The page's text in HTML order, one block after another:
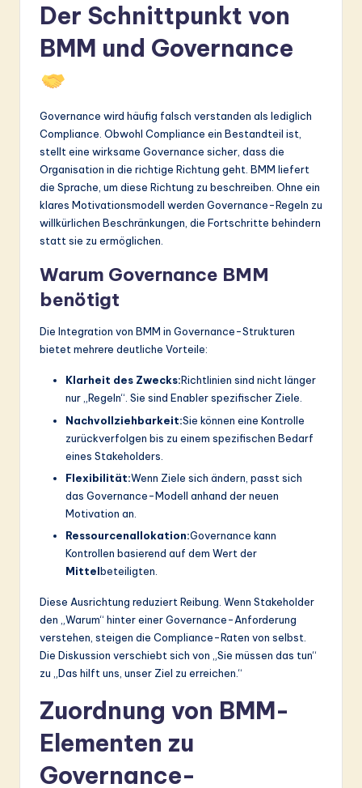
Der Schnittpunkt von
BMM und Governance
Governance wird häufig falsch verstanden als lediglich
Compliance. Obwohl Compliance ein Bestandteil ist,
stellt eine wirksame Governance sicher, dass die
Organisation in die richtige Richtung geht. BMM liefert
die Sprache, um diese Richtung zu beschreiben. Ohne ein
klares Motivationsmodell werden Governance-Regeln zu
willkürlichen Beschränkungen, die Fortschritte behindern
statt sie zu ermöglichen.
Warum Governance BMM
benötigt
Die Integration von BMM in Governance-Strukturen
bietet mehrere deutliche Vorteile:
Klarheit des Zwecks:Richtlinien sind nicht länger
nur „Regeln“. Sie sind Enabler spezifischer Ziele.
Nachvollziehbarkeit:Sie können eine Kontrolle
zurückverfolgen bis zu einem spezifischen Bedarf
eines Stakeholders.
Flexibilität:Wenn Ziele sich ändern, passt sich
das Governance-Modell anhand der neuen
Motivation an.
Ressourcenallokation:Governance kann
Kontrollen basierend auf dem Wert der
Mittelbeteiligten.
Diese Ausrichtung reduziert Reibung. Wenn Stakeholder
den „Warum“ hinter einer Governance-Anforderung
verstehen, steigen die Compliance-Raten von selbst.
Die Diskussion verschiebt sich von „Sie müssen das tun“
zu „Das hilft uns, unser Ziel zu erreichen.“
Zuordnung von BMM-
Elementen zu
Governance-